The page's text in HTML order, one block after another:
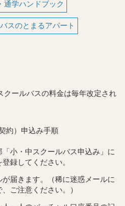
通学ハンドブック
スのとまるアパート
クールバスの料金は毎年改定され
約）申込み手順
小・中スクールバス申込み」に
録してください。
届きます。（稀に迷惑メールに
ご注意ください。）